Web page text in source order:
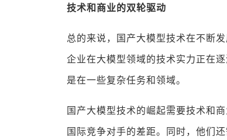
技术和商业的双轮驱动
总的来说，国产大模型技术在不断
企业在大模型领域的技术实力正在
是在一些复杂任务和领域。
国产大模型技术的崛起需要技术和
国际竞争对手的差距。同时，他们